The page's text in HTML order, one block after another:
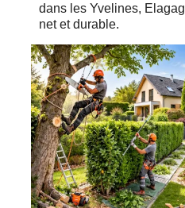
dans les Yvelines,
net et durable.